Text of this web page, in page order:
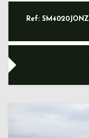
Ref: SM4020JONZ